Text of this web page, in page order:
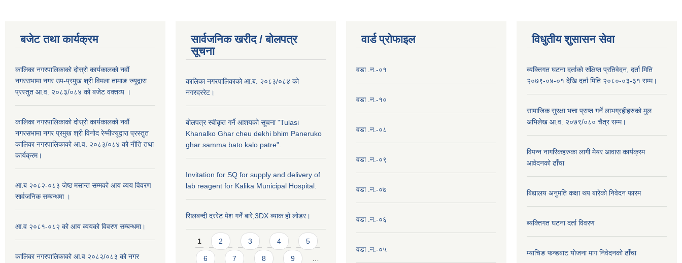
बजेट तथा कार्यक्रम
कालिका नगरपालिकाको दोस्रो कार्यकालको नवौं
नगरसभामा नगर उप-प्रमुख श्री विमला तामाङ ज्यूद्वारा
प्रस्तुत आ.व. २०८३/०८४ को बजेट वक्तव्य ।
कालिका नगरपालिकाको दोस्रो कार्यकालको नवौं
नगरसभामा नगर प्रमुख श्री विनोद रेग्मीज्यूद्वारा प्रस्तुत
कालिका नगरपालिकाको आ.व. २०८३/०८४ को नीति तथा
कार्यक्रम।
आ.ब २०८२-०८३ जेष्ठ मसान्त सम्मको आय व्यय विवरण
सार्वजनिक सम्बन्धमा ।
आ.व २०८१-०८२ को आय व्ययको विवरण सम्बन्धमा।
कालिका नगरपालिकाको आ.व २०८२/०८३ को नगर
सार्वजनिक खरीद / बाेलपत्र
सूचना
कालिका नगरपालिकाको आ.ब. २०८३/०८४ को
नगरदररेट।
बोलपत्र स्वीकृत गर्ने आशयको सूचना "Tulasi
Khanalko Ghar cheu dekhi bhim Paneruko
ghar samma bato kalo patre".
Invitation for SQ for supply and delivery of
lab reagent for Kalika Municipal Hospital.
सिलबन्दी दररेट पेश गर्ने बारे,3DX ब्याक हो लोडर।
Pages
1 2 3 4 5
6 7 8 9
वार्ड प्राेफाइल
वडा .न.-०१
वडा .न.-१०
वडा .न.-०८
वडा .न.-०९
वडा .न.-०७
वडा .न.-०६
वडा .न.-०५
विधुतीय शुसासन सेवा
व्यक्तिगत घटना दर्ताको संक्षिप्त प्रतिवेदन, दर्ता मिति
२०७९-०४-०१ देखि दर्ता मिति २०८०-०३-३१ सम्म।
सामाजिक सुरक्षा भत्ता प्राप्त गर्ने लाभग्रहीहरुको मुल
अभिलेख आ.व. २०७९/०८० चैत्र सम्म।
विपन्न नागरिकहरुका लागी मेयर आवास कार्यक्रम
आवेदनको ढाँचा
बिद्यालय अनुमति कक्षा थप बारेकाे निवेदन फारम
ब्यक्तिगत घटना दर्ता विवरण
म्याचिङ फन्डबाट याेजना माग निवेदनकाे ढाँचा